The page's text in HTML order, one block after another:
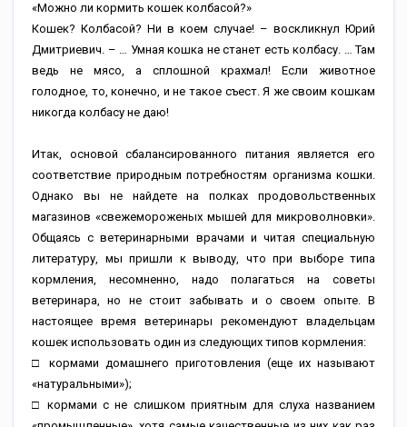
«Можно ли кормить кошек колбасой?»
Кошек? Колбасой? Ни в коем случае! – воскликнул Юрий
Дмитриевич. – … Умная кошка не станет есть колбасу. … Там
ведь не мясо, а сплошной крахмал! Если животное
голодное, то, конечно, и не такое съест. Я же своим кошкам
никогда колбасу не даю!
Итак, основой сбалансированного питания является его
соответствие природным потребностям организма кошки.
Однако вы не найдете на полках продовольственных
магазинов «свежемороженых мышей для микроволновки».
Общаясь с ветеринарными врачами и читая специальную
литературу, мы пришли к выводу, что при выборе типа
кормления, несомненно, надо полагаться на советы
ветеринара, но не стоит забывать и о своем опыте. В
настоящее время ветеринары рекомендуют владельцам
кошек использовать один из следующих типов кормления:
□ кормами домашнего приготовления (еще их называют
«натуральными»);
□ кормами с не слишком приятным для слуха названием